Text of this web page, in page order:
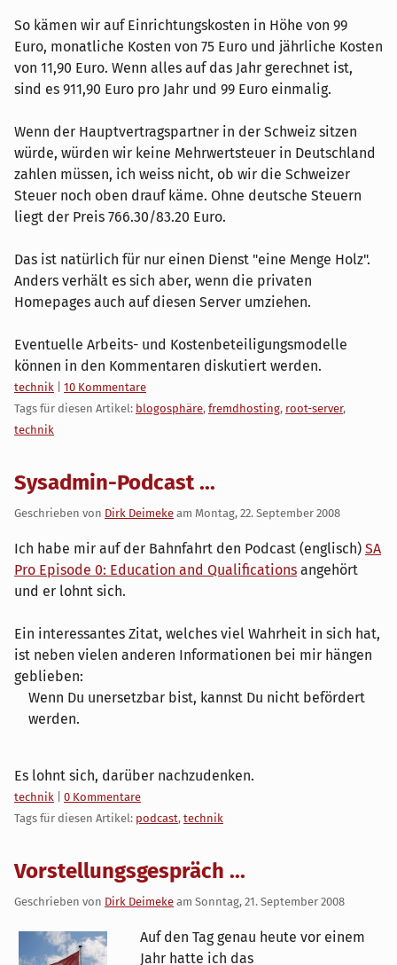
So kämen wir auf Einrichtungskosten in Höhe von 99
Euro, monatliche Kosten von 75 Euro und jährliche Kosten
von 11,90 Euro. Wenn alles auf das Jahr gerechnet ist,
sind es 911,90 Euro pro Jahr und 99 Euro einmalig.
Wenn der Hauptvertragspartner in der Schweiz sitzen
würde, würden wir keine Mehrwertsteuer in Deutschland
zahlen müssen, ich weiss nicht, ob wir die Schweizer
Steuer noch oben drauf käme. Ohne deutsche Steuern
liegt der Preis 766.30/83.20 Euro.
Das ist natürlich für nur einen Dienst "eine Menge Holz".
Anders verhält es sich aber, wenn die privaten
Homepages auch auf diesen Server umziehen.
Eventuelle Arbeits- und Kostenbeteiligungsmodelle
können in den Kommentaren diskutiert werden.
Kategorien:
technik
10 Kommentare
Tags für diesen Artikel: blogosphäre, fremdhosting, root-server,
technik
Sysadmin-Podcast ...
Geschrieben von Dirk Deimeke am Montag, 22. September 2008
Ich habe mir auf der Bahnfahrt den Podcast (englisch) SA
Pro Episode 0: Education and Qualifications angehört
und er lohnt sich.
Ein interessantes Zitat, welches viel Wahrheit in sich hat,
ist neben vielen anderen Informationen bei mir hängen
geblieben:
Wenn Du unersetzbar bist, kannst Du nicht befördert
werden.
Es lohnt sich, darüber nachzudenken.
Kategorien:
technik
0 Kommentare
Tags für diesen Artikel: podcast, technik
Vorstellungsgespräch ...
Geschrieben von Dirk Deimeke am Sonntag, 21. September 2008
Auf den Tag genau heute vor einem
Jahr hatte ich das